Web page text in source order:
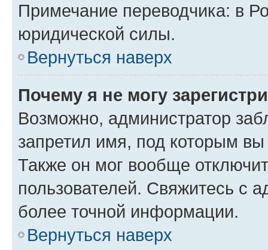
Примечание переводчика: в
юридической силы.
Вернуться наверх
Почему я не могу
Возможно, администратор
запретил имя, под которым вы
Также он мог вообще
пользователей. Свяжитесь с
более точной информации.
Вернуться наверх